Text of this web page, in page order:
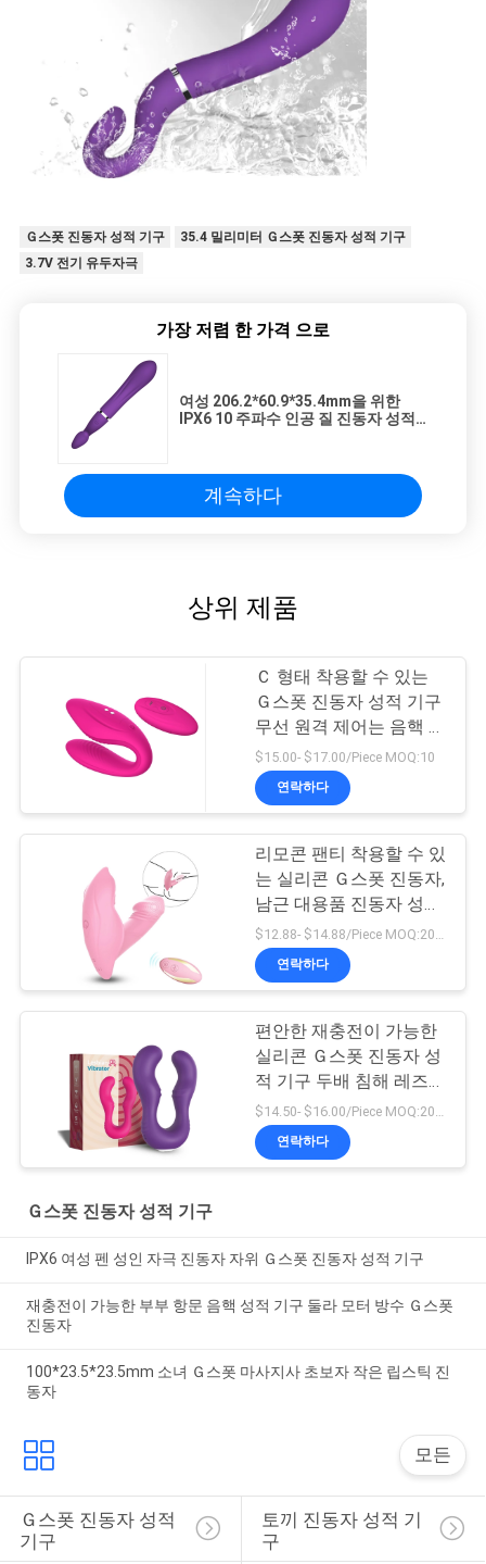
Ｇ스폿 진동자 성적 기구
35.4 밀리미터 Ｇ스폿 진동자 성적 기구
3.7V 전기 유두자극
가장 저렴 한 가격 으로
여성 206.2*60.9*35.4mm을 위한
IPX6 10 주파수 인공 질 진동자 성적
계속하다
상위 제품
Ｃ 형태 착용할 수 있는
Ｇ스폿 진동자 성적 기구
무선 원격 제어는 음핵 진
동자를 연결합니다
$15.00- $17.00/Piece MOQ:10
연락하다
리모콘 팬티 착용할 수 있
는 실리콘 Ｇ스폿 진동자,
남근 대용품 진동자 성적
기구
연락하다
편안한 재충전이 가능한
실리콘 Ｇ스폿 진동자 성
적 기구 두배 침해 레즈비
언
연락하다
Ｇ스폿 진동자 성적 기구
IPX6 여성 펜 성인 자극 진동자 자위 Ｇ스폿 진동자 성적 기구
재충전이 가능한 부부 항문 음핵 성적 기구 둘라 모터 방수 Ｇ스폿
진동자
100*23.5*23.5mm 소녀 Ｇ스폿 마사지사 초보자 작은 립스틱 진
동자
모든
Ｇ스폿 진동자 성적
기구
토끼 진동자 성적 기
구